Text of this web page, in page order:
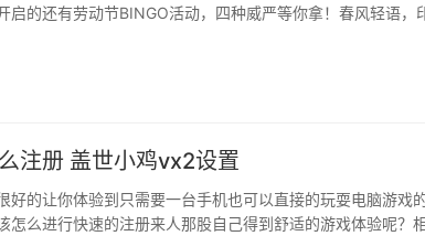
启的还有劳动节BINGO活动，四种威严等你拿！春风轻语，
注册 盖世小鸡vx2设置
好的让你体验到只需要一台手机也可以直接的玩耍电脑游戏
怎么进行快速的注册来人那股自己得到舒适的游戏体验呢？